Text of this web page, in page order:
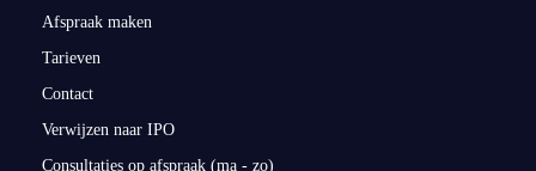
Afspraak maken
Tarieven
Contact
Verwijzen naar IPO
Consultaties op afspraak (ma - zo)